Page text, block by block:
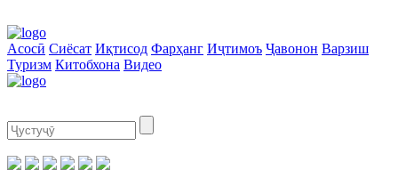
Асосӣ Сиёсат Иқтисод Фарҳанг Иҷтимоъ Ҷавонон Варзиш
Туризм Китобхона Видео